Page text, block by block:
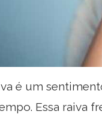
é um
Essa raiva